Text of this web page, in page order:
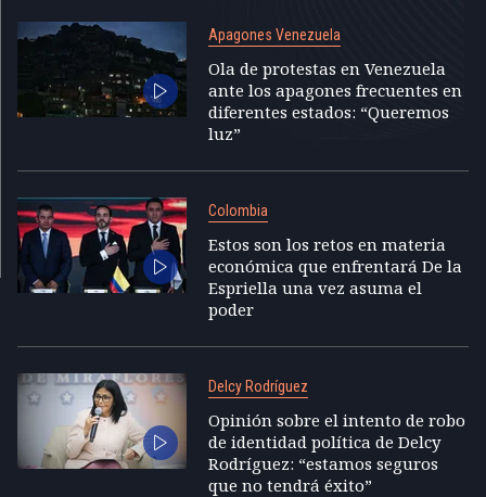
Apagones Venezuela
Ola de protestas en Venezuela
ante los apagones frecuentes en
diferentes estados: “Queremos
luz”
Colombia
Estos son los retos en materia
económica que enfrentará De la
Espriella una vez asuma el
poder
Delcy Rodríguez
Opinión sobre el intento de robo
de identidad política de Delcy
Rodríguez: “estamos seguros
que no tendrá éxito”